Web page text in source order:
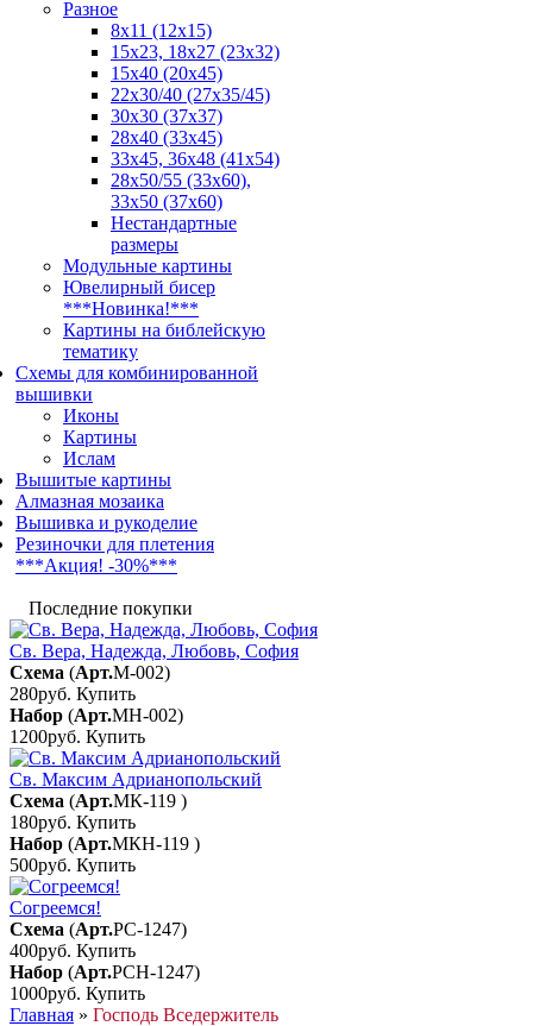
Разное
8x11 (12x15)
15x23, 18х27 (23х32)
15x40 (20x45)
22х30/40 (27х35/45)
30x30 (37x37)
28x40 (33x45)
33х45, 36х48 (41х54)
28х50/55 (33х60),
33x50 (37x60)
Нестандартные
размеры
Модульные картины
Ювелирный бисер
***Новинка!***
Картины на библейскую
тематику
Схемы для комбинированной
вышивки
Иконы
Картины
Ислам
Вышитые картины
Алмазная мозаика
Вышивка и рукоделие
Резиночки для плетения
***Акция! -30%***
Последние покупки
Св. Вера, Надежда, Любовь, София
Схема (Арт.М-002)
280руб. Купить
Набор (Арт.МН-002)
1200руб. Купить
Св. Максим Адрианопольский
Схема (Арт.МК-119 )
180руб. Купить
Набор (Арт.МКН-119 )
500руб. Купить
Согреемся!
Схема (Арт.РС-1247)
400руб. Купить
Набор (Арт.РСН-1247)
1000руб. Купить
Главная » Господь Вседержитель